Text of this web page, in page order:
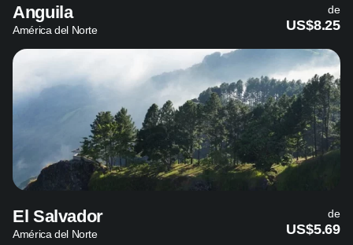
Anguila
América del Norte
de
US$8.25
El Salvador
América del Norte
de
US$5.69